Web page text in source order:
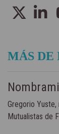
MÁS DE
Gregorio
Mutualistas de